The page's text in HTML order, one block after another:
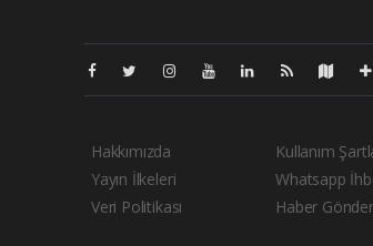
Hakkımızda
Yayın İlkeleri
Veri Politikası
Kullanım
Whatsapp
Haber Gönder